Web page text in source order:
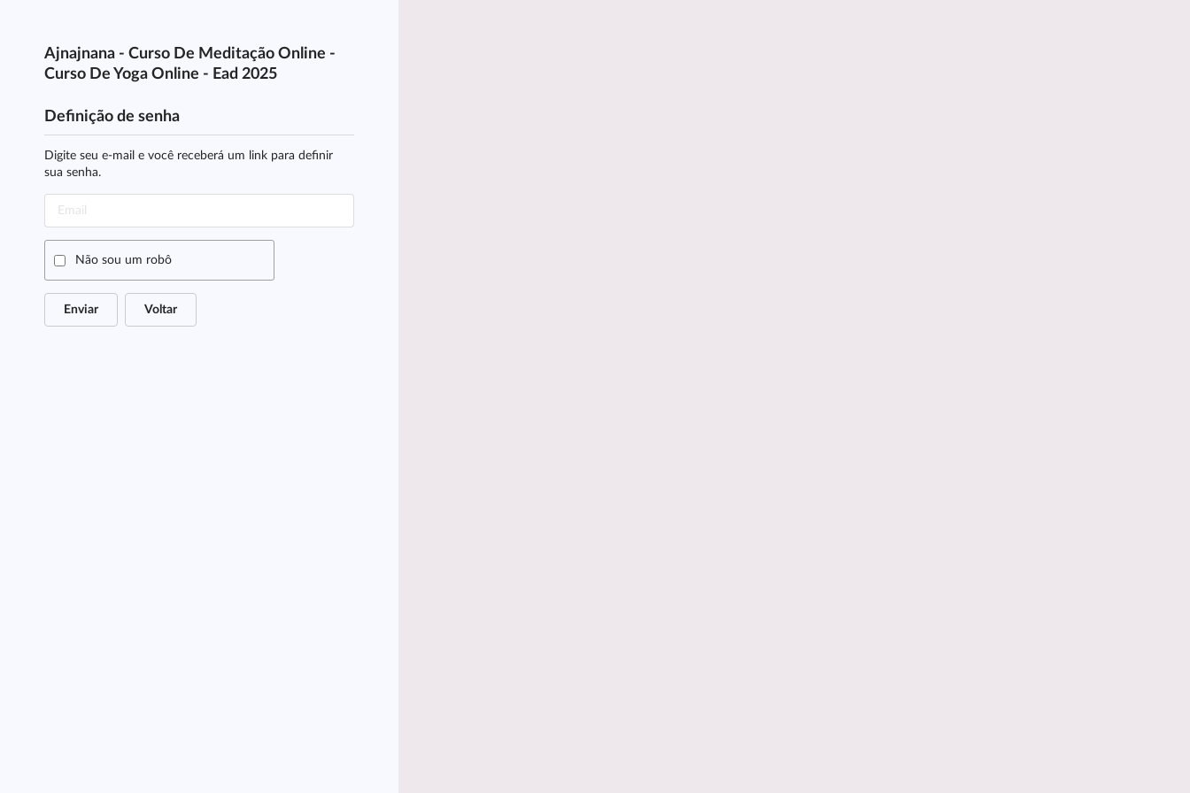
Ajnajnana - Curso De Meditação Online -
Curso De Yoga Online - Ead 2025
Definição de senha
Digite seu e-mail e você receberá um link para definir
sua senha.
Não sou um robô
Enviar Voltar